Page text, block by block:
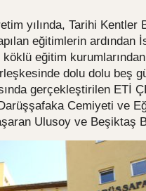
yılında, Tarihi
eğitimlerin ardından
eğitim
dolu dolu beş
gerçekleştirilen ETİ
Cemiyeti ve
Ulusoy ve Beşiktaş